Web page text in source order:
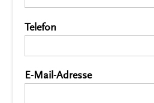
Telefon
E-Mail-Adresse*